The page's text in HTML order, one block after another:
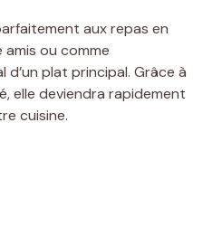
aux repas en
ou comme
plat principal. Grâce à
elle deviendra rapidement
cuisine.